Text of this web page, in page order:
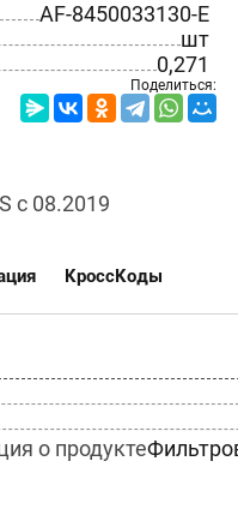
AF-8450033130-E
шт
0,271
Поделиться:
с 08.2019
КроссКоды
о продукте